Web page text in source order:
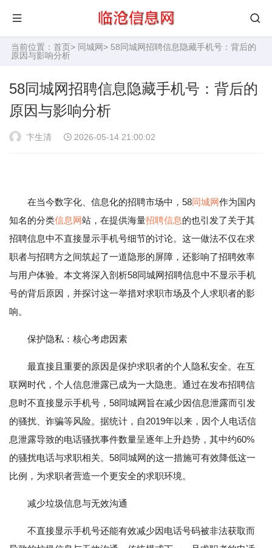
当前位置： 首页> 同城网> 58同城网招聘信息隐藏手机号：背后的
原因与影响分析
58同城网招聘信息隐藏手机号：背后的
原因与影响分析
卞生清 2026-05-14 21:00:02
在当今数字化、信息化的招聘市场中，58同城网作为国内
知名的分类信息网站，在提供海量招聘信息的也引发了关于其
招聘信息中不直接显示手机号细节的讨论。这一做法不仅在求
职者与招聘方之间筑起了一道隐形的屏障，还影响了招聘效率
与用户体验。本文将深入剖析58同城网招聘信息中不显示手机
号的背后原因，并探讨这一举措对求职市场及个人求职者的影
响。
保护隐私：核心考虑因素
最直接且重要的原因是保护求职者的个人隐私安全。在互
联网时代，个人信息泄露已成为一大隐患。通过在发布招聘信
息时不直接显示手机号，58同城网旨在减少因信息泄露而引发
的骚扰、诈骗等风险。据统计，自2019年以来，因个人电话信
息泄露导致的电话骚扰事件数量呈逐年上升趋势，其中约60%
的骚扰电话与求职相关。58同城网的这一措施可有效降低这一
比例，为求职者营造一个更安全的求职环境。
减少垃圾信息与无效沟通
不直接显示手机号还能有效减少因电话号码被非法获取而